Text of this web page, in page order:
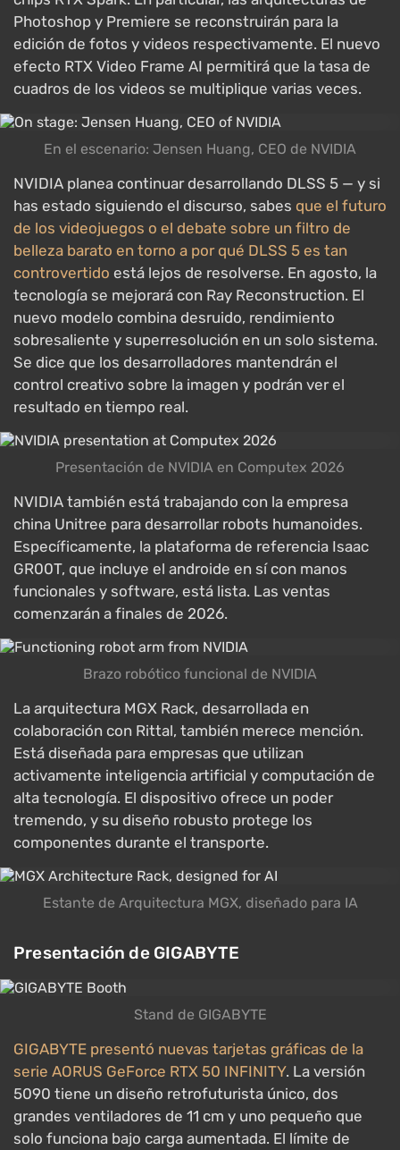
Photoshop y Premiere se reconstruirán para la
edición de fotos y videos respectivamente. El nuevo
efecto RTX Video Frame AI permitirá que la tasa de
cuadros de los videos se multiplique varias veces.
En el escenario: Jensen Huang, CEO de NVIDIA
NVIDIA planea continuar desarrollando DLSS 5 — y si
has estado siguiendo el discurso, sabes que el futuro
de los videojuegos o el debate sobre un filtro de
belleza barato en torno a por qué DLSS 5 es tan
controvertido está lejos de resolverse. En agosto, la
tecnología se mejorará con Ray Reconstruction. El
nuevo modelo combina desruido, rendimiento
sobresaliente y superresolución en un solo sistema.
Se dice que los desarrolladores mantendrán el
control creativo sobre la imagen y podrán ver el
resultado en tiempo real.
Presentación de NVIDIA en Computex 2026
NVIDIA también está trabajando con la empresa
china Unitree para desarrollar robots humanoides.
Específicamente, la plataforma de referencia Isaac
GR00T, que incluye el androide en sí con manos
funcionales y software, está lista. Las ventas
comenzarán a finales de 2026.
Brazo robótico funcional de NVIDIA
La arquitectura MGX Rack, desarrollada en
colaboración con Rittal, también merece mención.
Está diseñada para empresas que utilizan
activamente inteligencia artificial y computación de
alta tecnología. El dispositivo ofrece un poder
tremendo, y su diseño robusto protege los
componentes durante el transporte.
Estante de Arquitectura MGX, diseñado para IA
Presentación de GIGABYTE
Stand de GIGABYTE
GIGABYTE presentó nuevas tarjetas gráficas de la
serie AORUS GeForce RTX 50 INFINITY. La versión
5090 tiene un diseño retrofuturista único, dos
grandes ventiladores de 11 cm y uno pequeño que
solo funciona bajo carga aumentada. El límite de